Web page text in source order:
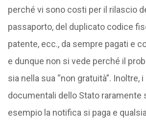
perché vi sono costi per il rilascio
passaporto, del duplicato codice
patente, ecc., da sempre pagati e
e dunque non si vede perché il
sia nella sua “non gratuità”. Inoltre,
documentali dello Stato raramente
esempio la notifica si paga e